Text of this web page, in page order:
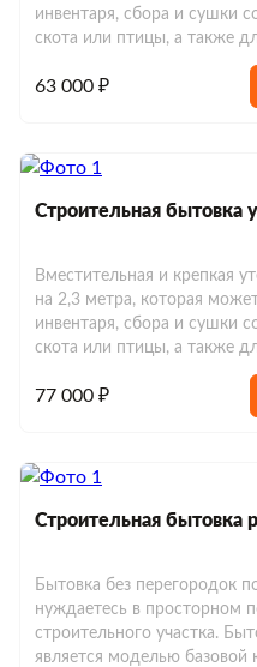
Строительные блок-
инвентаря, сбора и сушки
скота или птицы, а также
63 000 ₽
Строительная бытовка
Вместительная и крепкая
на 2,3 метра, которая
инвентаря, сбора и сушки
скота или птицы, а также
77 000 ₽
Строительная бытовка
Бытовка без перегородок
нуждаетесь в просторном
строительного участка.
является моделью базовой